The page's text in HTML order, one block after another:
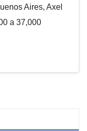
Aires, Axel
a 37,000